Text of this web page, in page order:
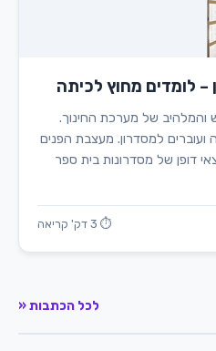
לומדים מחוץ לכיתה
של מערכת החינוך.
ועוברים למסדרון. מעצבת הפנים
דופן של מסדרונות בית ספר
⏱ 3 דק' קריאה
לכל הכתבות «